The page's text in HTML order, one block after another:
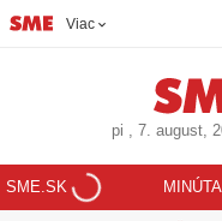
Viac
pi , 7. august,
SME.SK MINÚTA